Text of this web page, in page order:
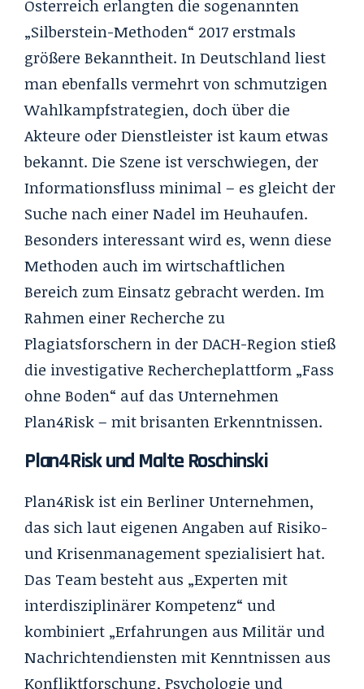
Österreich erlangten die sogenannten
„Silberstein-Methoden“ 2017 erstmals
größere Bekanntheit. In Deutschland liest
man ebenfalls vermehrt von schmutzigen
Wahlkampfstrategien, doch über die
Akteure oder Dienstleister ist kaum etwas
bekannt. Die Szene ist verschwiegen, der
Informationsfluss minimal – es gleicht der
Suche nach einer Nadel im Heuhaufen.
Besonders interessant wird es, wenn diese
Methoden auch im wirtschaftlichen
Bereich zum Einsatz gebracht werden. Im
Rahmen einer Recherche zu
Plagiatsforschern in der DACH-Region stieß
die investigative Rechercheplattform „Fass
ohne Boden“ auf das Unternehmen
Plan4Risk – mit brisanten Erkenntnissen.
Plan4Risk und Malte Roschinski
Plan4Risk ist ein Berliner Unternehmen,
das sich laut eigenen Angaben auf Risiko-
und Krisenmanagement spezialisiert hat.
Das Team besteht aus „Experten mit
interdisziplinärer Kompetenz“ und
kombiniert „Erfahrungen aus Militär und
Nachrichtendiensten mit Kenntnissen aus
Konfliktforschung, Psychologie und